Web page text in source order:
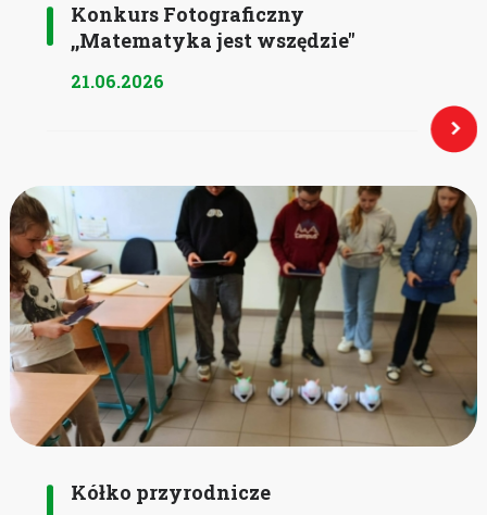
21.06.2026
Konkurs Fotograficzny
,,Matematyka jest wszędzie''
Kółko przyrodnicze